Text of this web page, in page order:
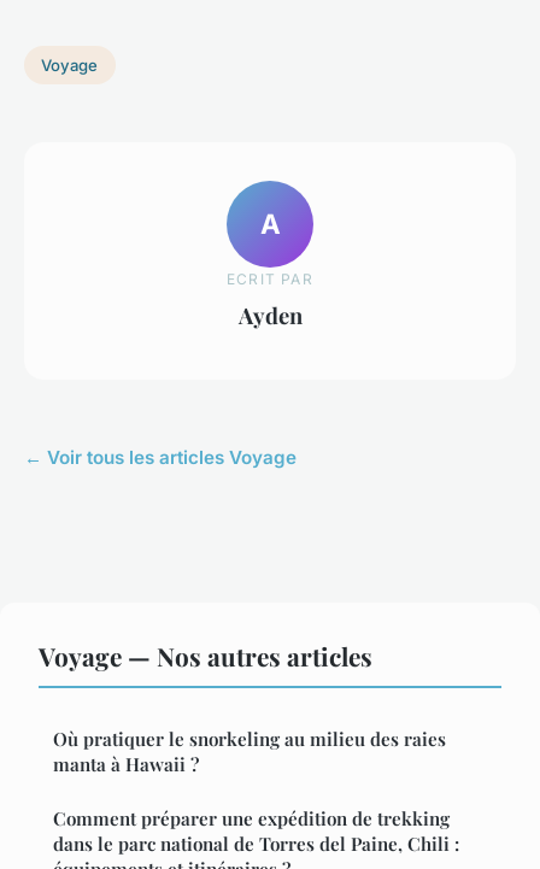
Voyage
A
ECRIT PAR
Ayden
← Voir tous les articles Voyage
Voyage — Nos autres articles
Où pratiquer le snorkeling au milieu des raies
manta à Hawaii ?
Comment préparer une expédition de trekking
dans le parc national de Torres del Paine, Chili :